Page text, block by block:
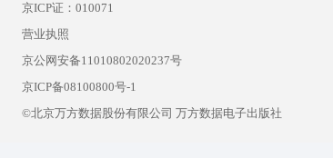
京ICP证：010071
营业执照
京公网安备11010802020237号
京ICP备08100800号-1
©北京万方数据股份有限公司 万方数据电子出版社